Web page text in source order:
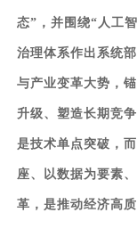
态”，并围绕“人工
治理体系作出系统
与产业变革大势，
升级、塑造长期竞
是技术单点突破，
座、以数据为要素
革，是推动经济高